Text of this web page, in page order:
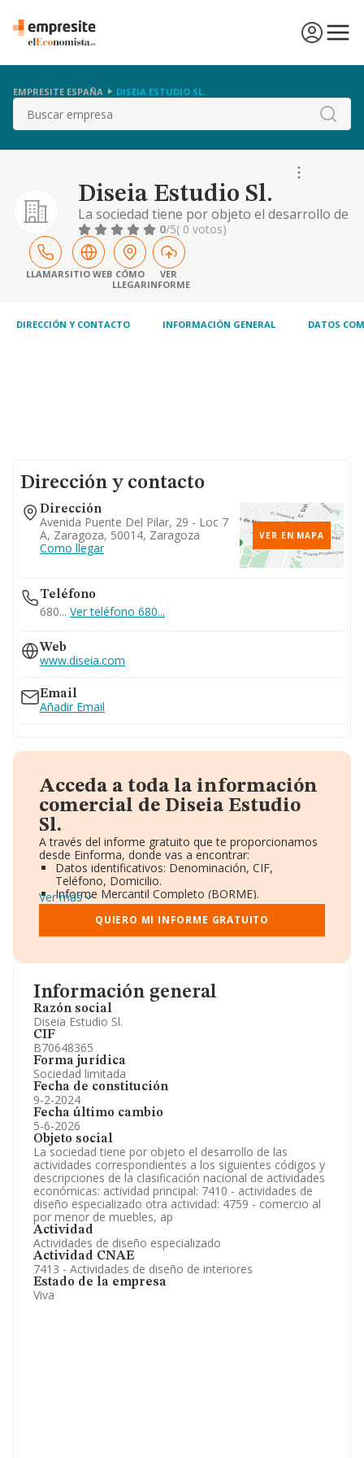
EMPRESITE ESPAÑA DISEIA ESTUDIO SL.
Buscar
Diseia Estudio Sl.
La sociedad tiene por objeto el desarrollo de
las actividades correspondientes a los
siguientes códigos y descripciones de la
clasificación nacional de actividades
económicas: actividad principal: 7410 -
actividades de diseño especializado otra
muebles, ap
0/5( 0 votos)
LLAMARSITIO WEB CÓMO
LLEGAR
VER
INFORME
DIRECCIÓN Y CONTACTO INFORMACIÓN GENERAL DATOS
Información general
Razón social
Diseia Estudio Sl.
CIF
B70648365
Forma jurídica
Sociedad limitada
Fecha de constitución
9-2-2024
Fecha último cambio
5-6-2026
Objeto social
La sociedad tiene por objeto el desarrollo de las
actividades correspondientes a los siguientes códigos y
descripciones de la clasificación nacional de actividades
económicas: actividad principal: 7410 - actividades de
diseño especializado otra actividad: 4759 - comercio al
por menor de muebles, ap
Actividad
Actividades de diseño especializado
Actividad CNAE
7413 - Actividades de diseño de interiores
Estado de la empresa
Viva
Dirección y contacto
Dirección
Avenida Puente Del Pilar, 29 - Loc 7
A, Zaragoza, 50014, Zaragoza
Como llegar
VER EN MAPA
Teléfono
680... Ver teléfono 680...
Web
www.diseia.com
Email
Añadir Email
Acceda a toda la información
comercial de Diseia Estudio
Sl.
A través del informe gratuito que te proporcionamos
desde Einforma, donde vas a encontrar:
Datos identificativos: Denominación, CIF,
Teléfono, Domicilio.
Informe Mercantil Completo (BORME).
Gráficos de Evolución Ventas y Empleados.
Consejo de Administración y Administradores.
Directivos y Ejecutivos.
Información oficial y registral complementaria.
Ver más
QUIERO MI INFORME GRATUITO